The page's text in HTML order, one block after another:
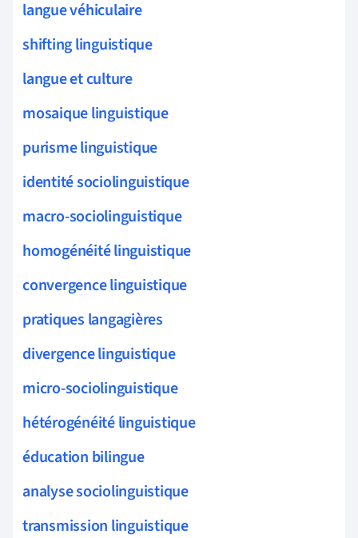
langue véhiculaire
shifting linguistique
langue et culture
mosaique linguistique
purisme linguistique
identité sociolinguistique
macro-sociolinguistique
homogénéité linguistique
convergence linguistique
pratiques langagières
divergence linguistique
micro-sociolinguistique
hétérogénéité linguistique
éducation bilingue
analyse sociolinguistique
transmission linguistique